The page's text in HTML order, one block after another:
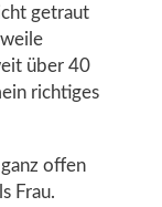
getraut
über 40
richtiges
offen
Frau.